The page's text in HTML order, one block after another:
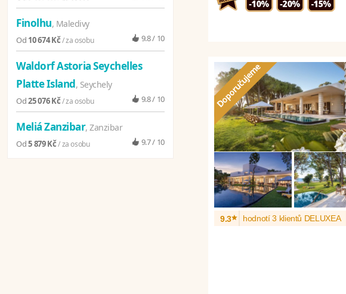
Finolhu, Maledivy
Od 10 674 Kč/ za osobu 9.8 / 10
Waldorf Astoria Seychelles
Platte Island, Seychely
Od25 076 Kč/ za osobu 9.8 / 10
Meliá Zanzibar, Zanzibar
Od5 879 Kč/ za osobu 9.7 / 10
9.3* hodnotí 3 klientů DELUXEA